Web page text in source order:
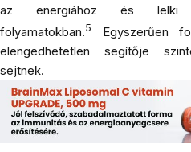
az energiához és lelki
folyamatokban.5
Egyszerűen
elengedhetetlen segítője
sejtnek.